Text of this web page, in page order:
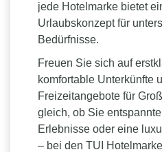
jede Hotelmarke bietet
Urlaubskonzept für
Bedürfnisse.
Freuen Sie sich auf
komfortable Unterkünfte
Freizeitangebote für
gleich, ob Sie
Erlebnisse oder eine
– bei den TUI